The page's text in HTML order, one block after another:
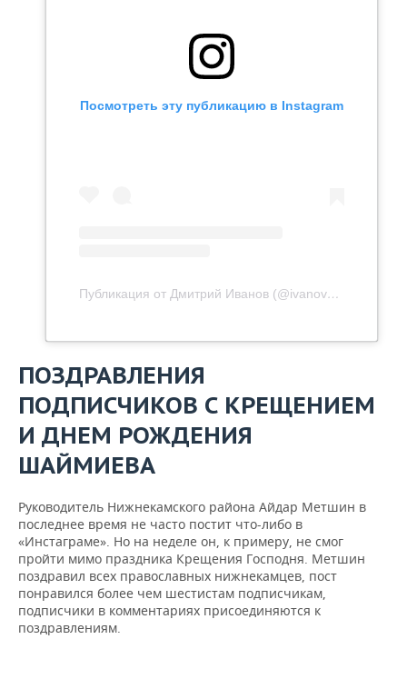
Посмотреть эту публикацию в Instagram
Публикация от Дмитрий Иванов (@ivanov_dmitriy1972)
ПОЗДРАВЛЕНИЯ
ПОДПИСЧИКОВ С КРЕЩЕНИЕМ
И ДНЕМ РОЖДЕНИЯ
ШАЙМИЕВА
Руководитель Нижнекамского района Айдар Метшин в
последнее время не часто постит что-либо в
«Инстаграме». Но на неделе он, к примеру, не смог
пройти мимо праздника Крещения Господня. Метшин
поздравил всех православных нижнекамцев, пост
понравился более чем шестистам подписчикам,
подписчики в комментариях присоединяются к
поздравлениям.